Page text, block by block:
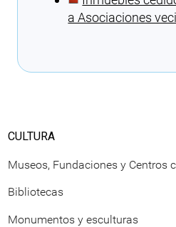
a Asociaciones
CULTURA
Museos, Fundaciones y Centros
Bibliotecas
Monumentos y esculturas